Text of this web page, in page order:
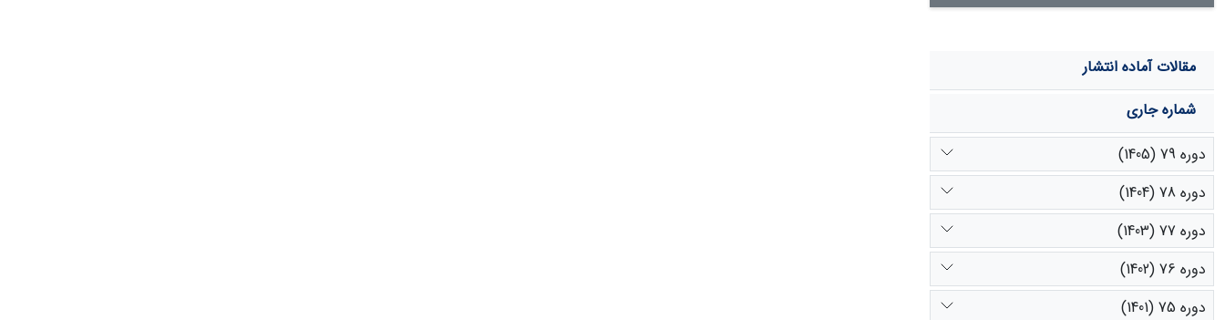
مقالات آماده انتشار
شماره جاری
دوره 79 (1405)
دوره 78 (1404)
دوره 77 (1403)
دوره 76 (1402)
دوره 75 (1401)